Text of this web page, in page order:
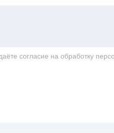
согласие на обработку